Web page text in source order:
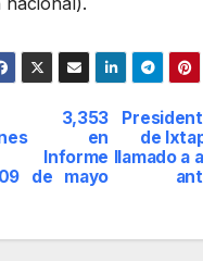
de
llamado a
3,353
en
Informe
de mayo